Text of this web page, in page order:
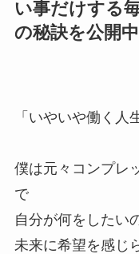
い事だけする
の秘訣を公開中
「いやいや働く人
僕は元々コンプレ
で
自分が何をしたい
未来に希望を感じ